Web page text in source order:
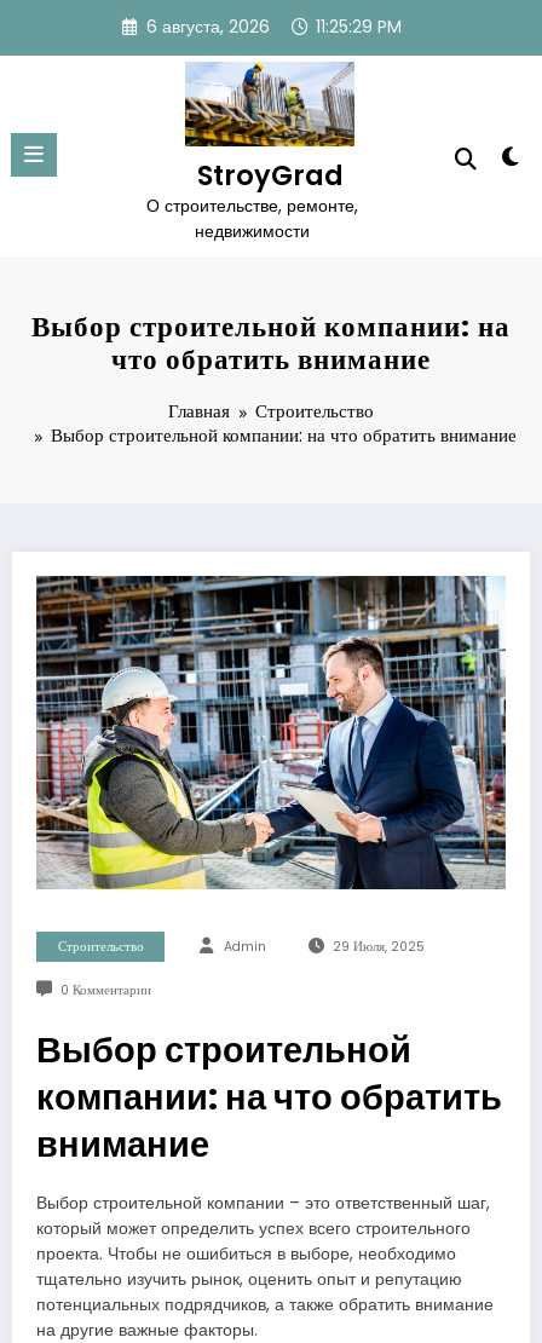
содержимому
6 августа, 2026 11:25:30 PM
StroyGrad
О строительстве, ремонте,
недвижимости
Выбор строительной компании: на
что обратить внимание
Главная
Строительство
Выбор строительной компании: на что обратить внимание
Строительство Admin 29 Июля, 2025
0 Комментарии
Выбор строительной
компании: на что обратить
внимание
Выбор строительной компании – это ответственный шаг,
который может определить успех всего строительного
проекта. Чтобы не ошибиться в выборе, необходимо
тщательно изучить рынок, оценить опыт и репутацию
потенциальных подрядчиков, а также обратить внимание
на другие важные факторы.